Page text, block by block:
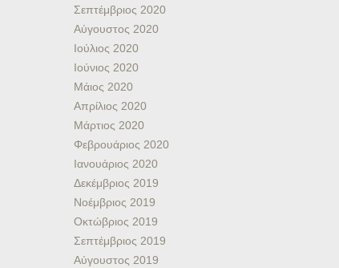
Σεπτέμβριος 2020
Αύγουστος 2020
Ιούλιος 2020
Ιούνιος 2020
Μάιος 2020
Απρίλιος 2020
Μάρτιος 2020
Φεβρουάριος 2020
Ιανουάριος 2020
Δεκέμβριος 2019
Νοέμβριος 2019
Οκτώβριος 2019
Σεπτέμβριος 2019
Αύγουστος 2019